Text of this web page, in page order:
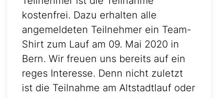
kostenfrei. Dazu erhalten alle
angemeldeten Teilnehmer ein Team-
Shirt zum Lauf am 09. Mai 2020 in
Bern. Wir freuen uns bereits auf ein
reges Interesse. Denn nicht zuletzt
ist die Teilnahme am Altstadtlauf oder